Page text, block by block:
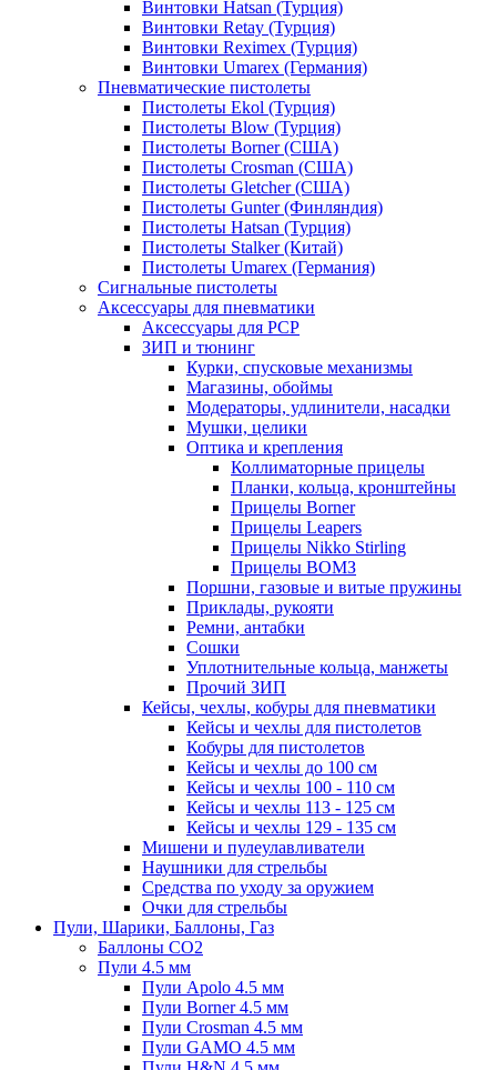
Винтовки Hatsan (Турция)
Винтовки Retay (Турция)
Винтовки Reximex (Турция)
Винтовки Umarex (Германия)
Пневматические пистолеты
Пистолеты Ekol (Турция)
Пистолеты Blow (Турция)
Пистолеты Borner (США)
Пистолеты Crosman (США)
Пистолеты Gletcher (США)
Пистолеты Gunter (Финляндия)
Пистолеты Hatsan (Турция)
Пистолеты Stalker (Китай)
Пистолеты Umarex (Германия)
Сигнальные пистолеты
Аксессуары для пневматики
Аксессуары для PCP
ЗИП и тюнинг
Курки, спусковые механизмы
Магазины, обоймы
Модераторы, удлинители, насадки
Мушки, целики
Оптика и крепления
Коллиматорные прицелы
Планки, кольца, кронштейны
Прицелы Borner
Прицелы Leapers
Прицелы Nikko Stirling
Прицелы ВОМЗ
Поршни, газовые и витые пружины
Приклады, рукояти
Ремни, антабки
Сошки
Уплотнительные кольца, манжеты
Прочий ЗИП
Кейсы, чехлы, кобуры для пневматики
Кейсы и чехлы для пистолетов
Кобуры для пистолетов
Кейсы и чехлы до 100 см
Кейсы и чехлы 100 - 110 см
Кейсы и чехлы 113 - 125 см
Кейсы и чехлы 129 - 135 см
Мишени и пулеулавливатели
Наушники для стрельбы
Средства по уходу за оружием
Очки для стрельбы
Пули, Шарики, Баллоны, Газ
Баллоны CO2
Пули 4.5 мм
Пули Apolo 4.5 мм
Пули Borner 4.5 мм
Пули Crosman 4.5 мм
Пули GAMO 4.5 мм